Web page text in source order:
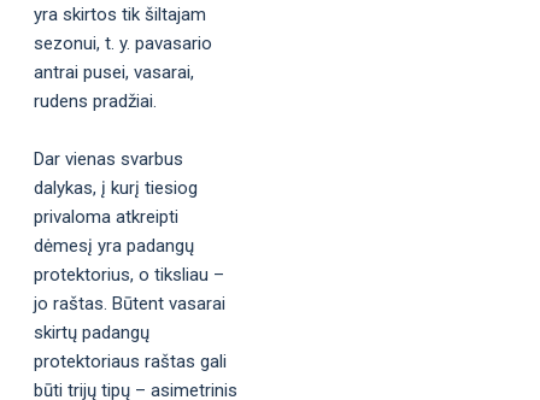
yra skirtos tik šiltajam
sezonui, t. y. pavasario
antrai pusei, vasarai,
rudens pradžiai.
Dar vienas svarbus
dalykas, į kurį tiesiog
privaloma atkreipti
dėmesį yra padangų
protektorius, o tiksliau –
jo raštas. Būtent vasarai
skirtų padangų
protektoriaus raštas gali
būti trijų tipų – asimetrinis